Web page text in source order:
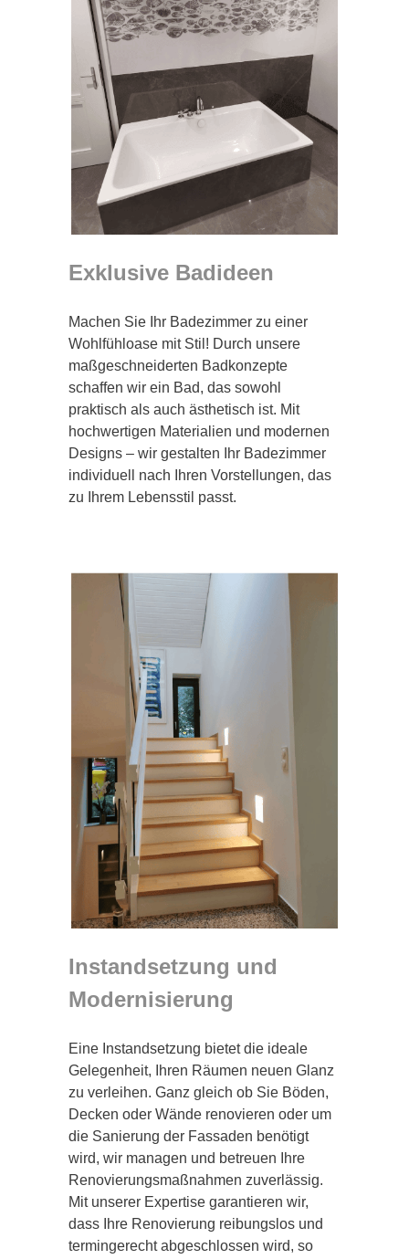
Exklusive Badideen
Machen Sie Ihr Badezimmer zu einer
Wohlfühloase mit Stil! Durch unsere
maßgeschneiderten Badkonzepte
schaffen wir ein Bad, das sowohl
praktisch als auch ästhetisch ist. Mit
hochwertigen Materialien und modernen
Designs – wir gestalten Ihr Badezimmer
individuell nach Ihren Vorstellungen, das
zu Ihrem Lebensstil passt.
Instandsetzung und
Modernisierung
Eine Instandsetzung bietet die ideale
Gelegenheit, Ihren Räumen neuen Glanz
zu verleihen. Ganz gleich ob Sie Böden,
Decken oder Wände renovieren oder um
die Sanierung der Fassaden benötigt
wird, wir managen und betreuen Ihre
Renovierungsmaßnahmen zuverlässig.
Mit unserer Expertise garantieren wir,
dass Ihre Renovierung reibungslos und
termingerecht abgeschlossen wird, so